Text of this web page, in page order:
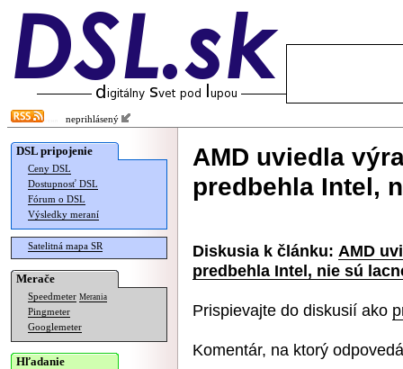
neprihlásený
DSL pripojenie
Ceny DSL
Dostupnosť DSL
Fórum o DSL
Výsledky meraní
Satelitná mapa SR
Merače
Speedmeter Merania
Pingmeter
Googlemeter
Hľadanie
AMD uviedla
predbehla Intel,
Diskusia k článku: AMD
predbehla Intel, nie sú
Prispievajte do diskusií ako
Komentár, na ktorý